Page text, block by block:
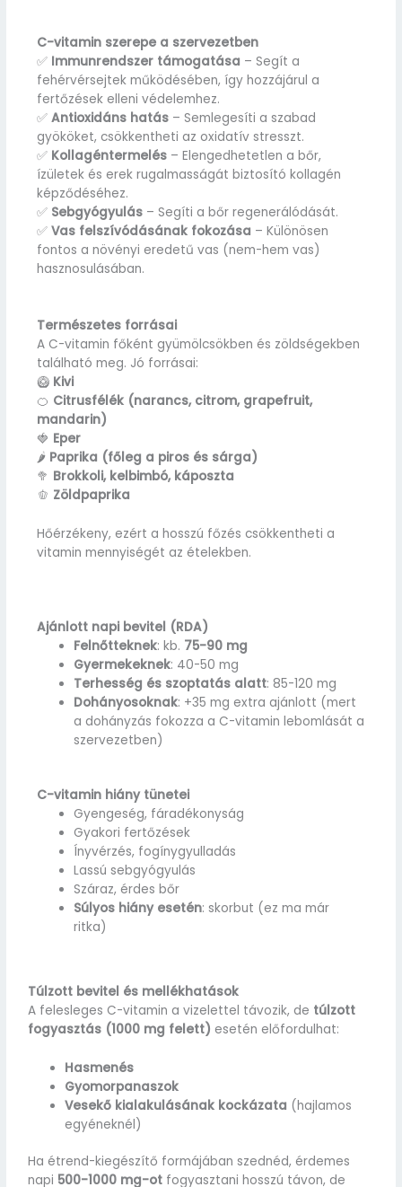
C-vitamin szerepe a szervezetben
✅ Immunrendszer támogatása – Segít a
fehérvérsejtek működésében, így hozzájárul a
fertőzések elleni védelemhez.
✅Antioxidáns hatás – Semlegesíti a szabad
gyököket, csökkentheti az oxidatív stresszt.
✅ Kollagéntermelés – Elengedhetetlen a bőr,
ízületek és erek rugalmasságát biztosító kollagén
képződéséhez.
✅ Sebgyógyulás – Segíti a bőr regenerálódását.
✅Vas felszívódásának fokozása – Különösen
fontos a növényi eredetű vas (nem-hem vas)
hasznosulásában.
Természetes forrásai
A C-vitamin főként gyümölcsökben és zöldségekben
található meg. Jó forrásai:
🥝 Kivi
🍊 Citrusfélék (narancs, citrom, grapefruit,
mandarin)
🍓 Eper
🌶️ Paprika (főleg a piros és sárga)
🥦 Brokkoli, kelbimbó, káposzta
🫑 Zöldpaprika
Hőérzékeny, ezért a hosszú főzés csökkentheti a
vitamin mennyiségét az ételekben.
Ajánlott napi bevitel (RDA)
Felnőtteknek: kb. 75-90 mg
Gyermekeknek: 40-50 mg
Terhesség és szoptatás alatt: 85-120 mg
Dohányosoknak: +35 mg extra ajánlott (mert
a dohányzás fokozza a C-vitamin lebomlását a
szervezetben)
C-vitamin hiány tünetei
Gyengeség, fáradékonyság
Gyakori fertőzések
Ínyvérzés, fogínygyulladás
Lassú sebgyógyulás
Száraz, érdes bőr
Súlyos hiány esetén: skorbut (ez ma már
ritka)
Túlzott bevitel és mellékhatások
A felesleges C-vitamin a vizelettel távozik, de túlzott
fogyasztás (1000 mg felett) esetén előfordulhat:
Hasmenés
Gyomorpanaszok
Vesekő kialakulásának kockázata (hajlamos
egyéneknél)
Ha étrend-kiegészítő formájában szednéd, érdemes
napi 500-1000 mg-ot fogyasztani hosszú távon, de